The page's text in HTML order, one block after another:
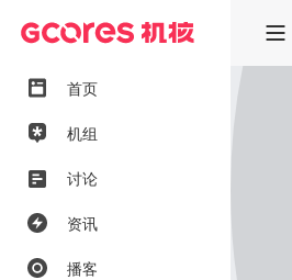
首页
机组
讨论
资讯
播客